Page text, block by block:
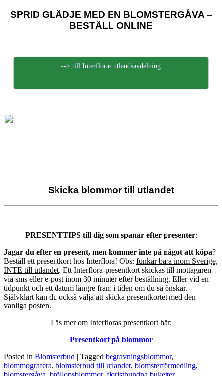
SPRID GLÄDJE MED EN BLOMSTERGÅVA –
BESTÄLL ONLINE
--> till Interfloras utlandsavdelning
Skicka blommor till utlandet
PRESENTTIPS till dig som spanar efter presenter:
Jagar du efter en present, men kommer inte på något att köpa?
Beställ ett presentkort hos Interflora! Obs: funkar bara inom Sverige,
INTE till utlandet. Ett Interflora-presentkort skickas till mottagaren
via sms eller e-post inom 30 minuter efter beställning. Eller vid en
tidpunkt och ett datum längre fram i tiden om du så önskar.
Självklart kan du också välja att skicka presentkortet med den
vanliga posten.
Läs mer om Interfloras presentkort här:
Presentkort på blommor
Posted in Blomsterbud | Tagged begravningsblommor,
blommografera, blomsterbud till utlandet, blomsterförmedling,
blomstergåva, bröllopsblommor, floristbundna buketter,